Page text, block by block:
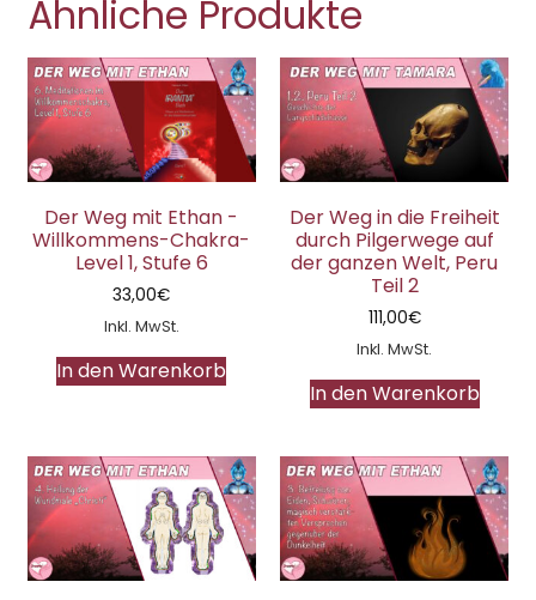
Ähnliche Produkte
Der Weg mit Ethan -
Willkommens-Chakra-
Level 1, Stufe 6
33,00€
Inkl. MwSt.
In den Warenkorb
Der Weg in die Freiheit
durch Pilgerwege auf
der ganzen Welt, Peru
Teil 2
111,00€
Inkl. MwSt.
In den Warenkorb